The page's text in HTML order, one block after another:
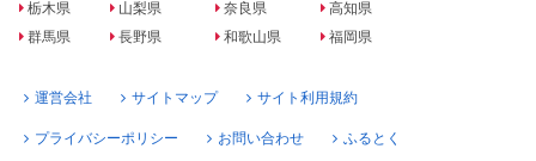
栃木県
群馬県
山梨県
長野県
奈良県
和歌山県
高知県
福岡県
運営会社 サイトマップ サイト利用規約
プライバシーポリシー お問い合わせ ふるとく